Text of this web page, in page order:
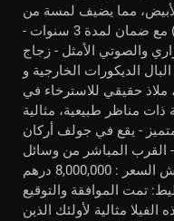
مما يضيف لمسة من
الأناقة - تكييف مركزي (ماركة AirG) مع ضمان لمدة 3 سنوات -
والصوتي الأمثل - زجاج
الديكورات الخارجية و
حقيقي للاسترخاء في
مناظر طبيعية، مثالية
- يقع في جولف أركان
المباشر من وسائل
الراحة والمعالم السياحية في مراكش السعر : 8,000,000 درهم
إذن تخطيط: تمت الموافقة والتوقيع
مثالية لأولئك الذين